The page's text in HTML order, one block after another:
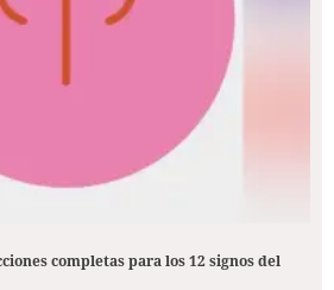
completas para los 12 signos del